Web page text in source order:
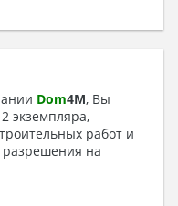
Dom4M, Вы
экземпляра,
работ и
разрешения на